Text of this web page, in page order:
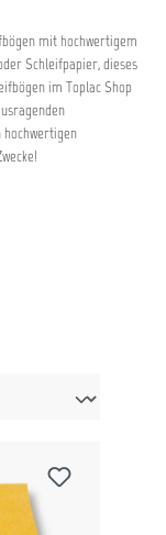
mit hochwertigem
Schleifpapier, dieses
im Toplac Shop
hochwertigen